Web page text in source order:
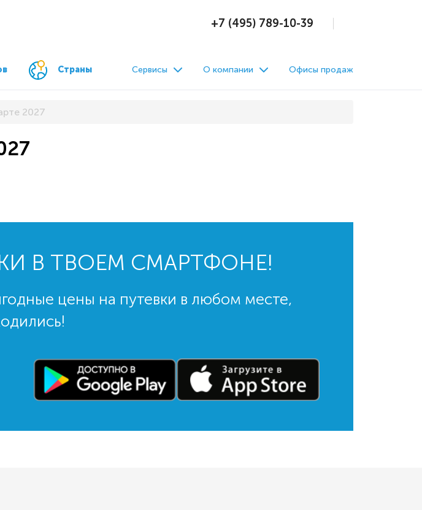
+7 (495) 789-10-39
Страны Сервисы О компании Офисы продаж
2027
В ТВОЕМ СМАРТФОНЕ!
цены на путевки в любом месте,